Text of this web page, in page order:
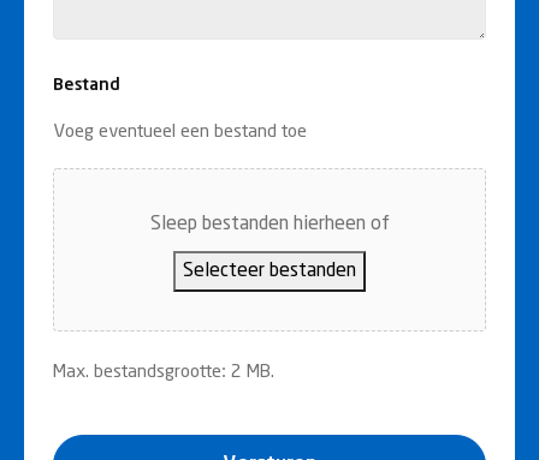
Bestand
Voeg eventueel een bestand toe
Sleep bestanden hierheen of
Selecteer bestanden
Max. bestandsgrootte: 2 MB.